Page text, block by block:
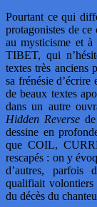
Pourtant ce qui
protagonistes de
au mysticisme et
TIBET, qui
textes très anciens
sa frénésie d’écrire
de beaux textes
dans un autre
Hidden Reverse
dessine en
que COIL,
rescapés : on y
d’autres, parfois
qualifiait volontiers
du décès du